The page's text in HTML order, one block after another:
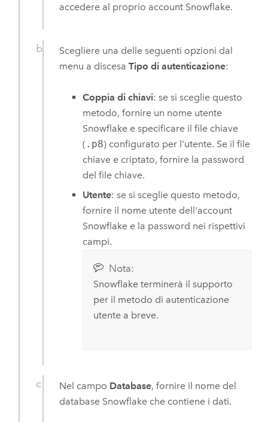
accedere al proprio account Snowflake.
Scegliere una delle seguenti opzioni dal
menu a discesaTipo di autenticazione:
Coppia di chiavi: se si sceglie questo
metodo, fornire un nome utente
Snowflake e specificare il file chiave
( .p8) configurato per l'utente. Se il file
chiave e criptato, fornire la password
del file chiave.
Utente: se si sceglie questo metodo,
fornire il nome utente dell'account
Snowflake e la password nei rispettivi
campi.
Nota:
Snowflake terminerà il supporto
per il metodo di autenticazione
utente a breve.
Nel campo Database, fornire il nome del
database Snowflake che contiene i dati.